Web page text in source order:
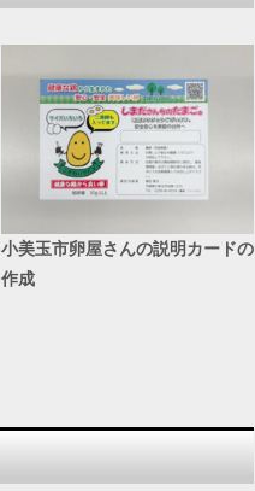
小美玉市卵屋さんの説明カードの
作成